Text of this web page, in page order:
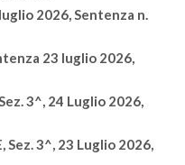
2026, Sentenza n.
23 luglio 2026,
3^, 24 Luglio 2026,
Sez. 3^, 23 Luglio 2026,